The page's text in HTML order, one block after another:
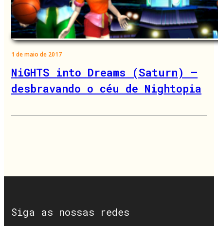
1 de maio de 2017
NiGHTS into Dreams (Saturn) –
desbravando o céu de Nightopia
Siga as nossas redes